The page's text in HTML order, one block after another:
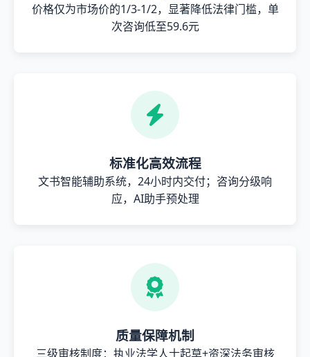
价格仅为市场价的1/3-1/2，显著降低法律门槛，单
次咨询低至59.6元
标准化高效流程
文书智能辅助系统，24小时内交付；咨询分级响
应，AI助手预处理
质量保障机制
三级审核制度：执业法学人士起草+资深法务审核